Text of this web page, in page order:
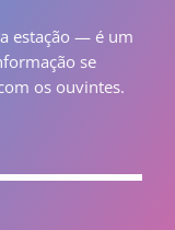
estação — é um
se
os ouvintes.